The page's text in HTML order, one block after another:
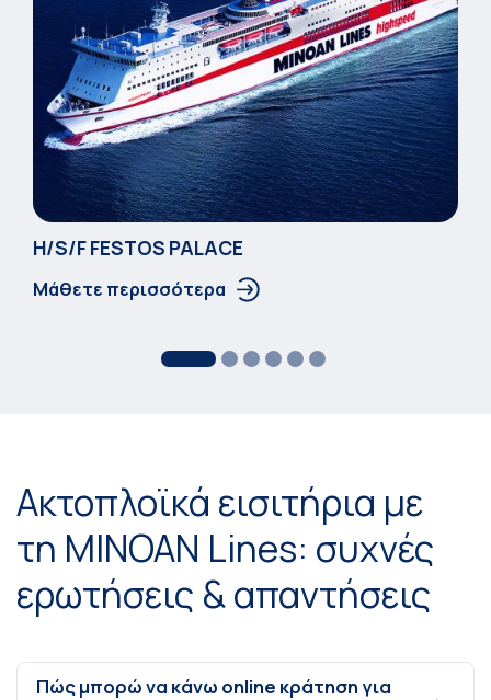
Η/S/F FESTOS PALACΕ
Μάθετε περισσότερα
Ακτοπλοϊκά εισιτήρια με
τη MINOAN Lines: συχνές
ερωτήσεις & απαντήσεις
Πώς μπορώ να κάνω online κράτηση για